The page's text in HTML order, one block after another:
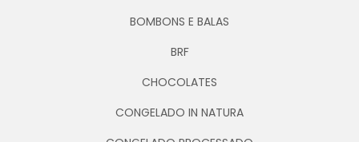
BOMBONS E BALAS
BRF
CHOCOLATES
CONGELADO IN NATURA